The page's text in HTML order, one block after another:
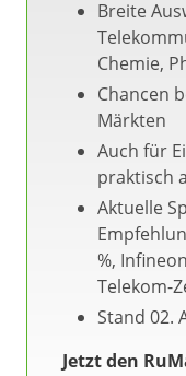
Breite
Chemie,
Chancen
Märkten
Auch für
praktisch
Aktuelle
%,
Telekom-
Stand 02.
Jetzt den